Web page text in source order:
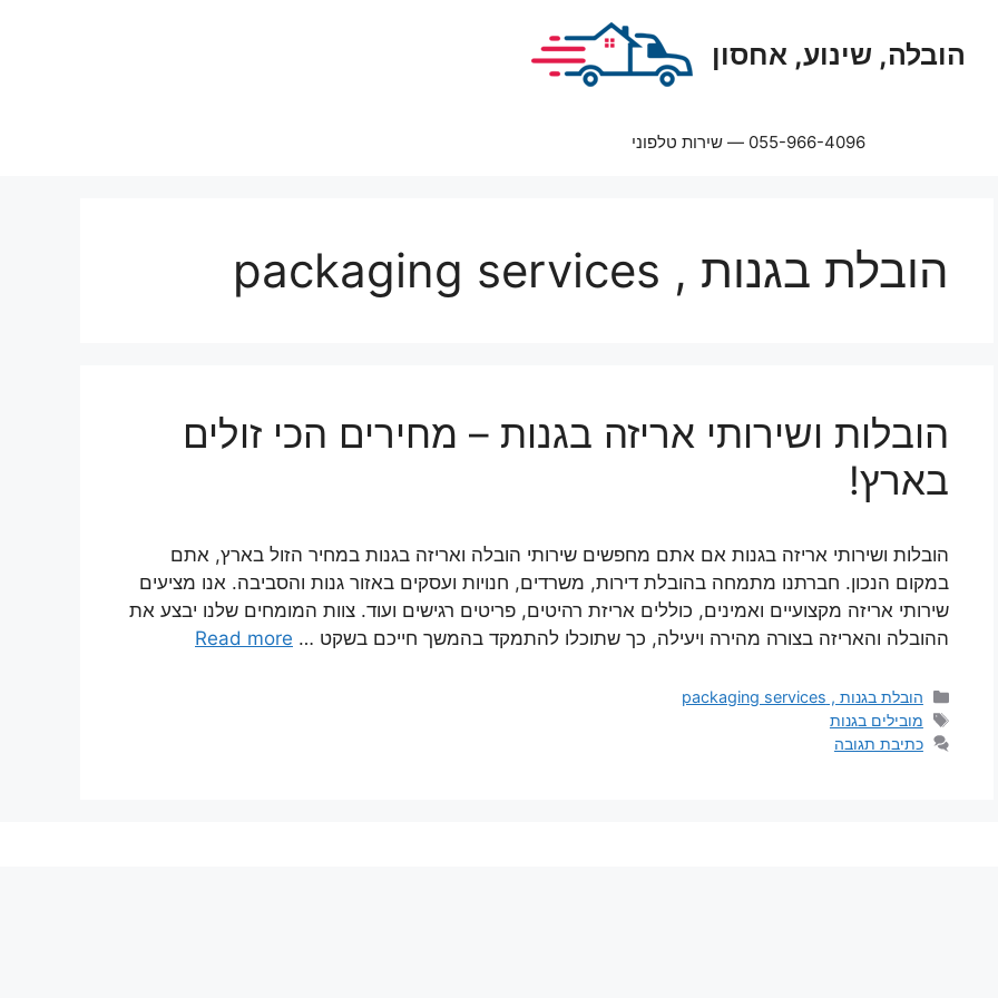
הובלה, שינוע, אחסון
055-966-4096 — שירות טלפוני
הובלת בגנות , packaging services
הובלות ושירותי אריזה בגנות – מחירים הכי זולים
בארץ!
הובלות ושירותי אריזה בגנות אם אתם מחפשים שירותי הובלה ואריזה בגנות במחיר הזול בארץ, אתם
במקום הנכון. חברתנו מתמחה בהובלת דירות, משרדים, חנויות ועסקים באזור גנות והסביבה. אנו מציעים
שירותי אריזה מקצועיים ואמינים, כוללים אריזת רהיטים, פריטים רגישים ועוד. צוות המומחים שלנו יבצע את
ההובלה והאריזה בצורה מהירה ויעילה, כך שתוכלו להתמקד בהמשך חייכם בשקט … Read more
קטגוריות
הובלת בגנות , packaging services
תגיות
מובילים בגנות
כתיבת תגובה